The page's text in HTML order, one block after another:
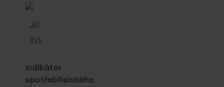
Jiří
Rys
Indikátor
spotřebitelského